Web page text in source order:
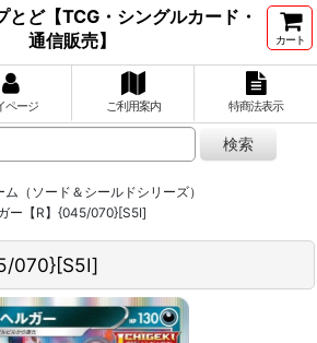
とど【TCG・シングルカード・
通信販売】
カート
ページ ご利用案内 特商法表示
（ソード＆シールドシリーズ）
ー【R】{045/070}[S5I]
070}[S5I]